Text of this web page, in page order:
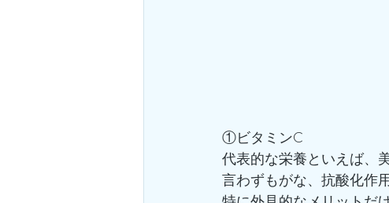
①ビタミンC
代表的な栄養といえば、
言わずもがな、抗酸化作